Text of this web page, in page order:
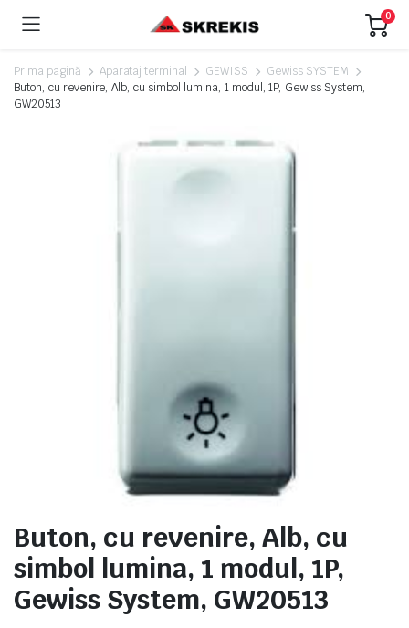
0
Prima pagină Aparataj terminal GEWISS
Gewiss SYSTEM
Buton, cu revenire, Alb, cu simbol lumina, 1 modul, 1P, Gewiss System,
GW20513
Buton, cu revenire, Alb, cu
simbol lumina, 1 modul, 1P,
Gewiss System, GW20513